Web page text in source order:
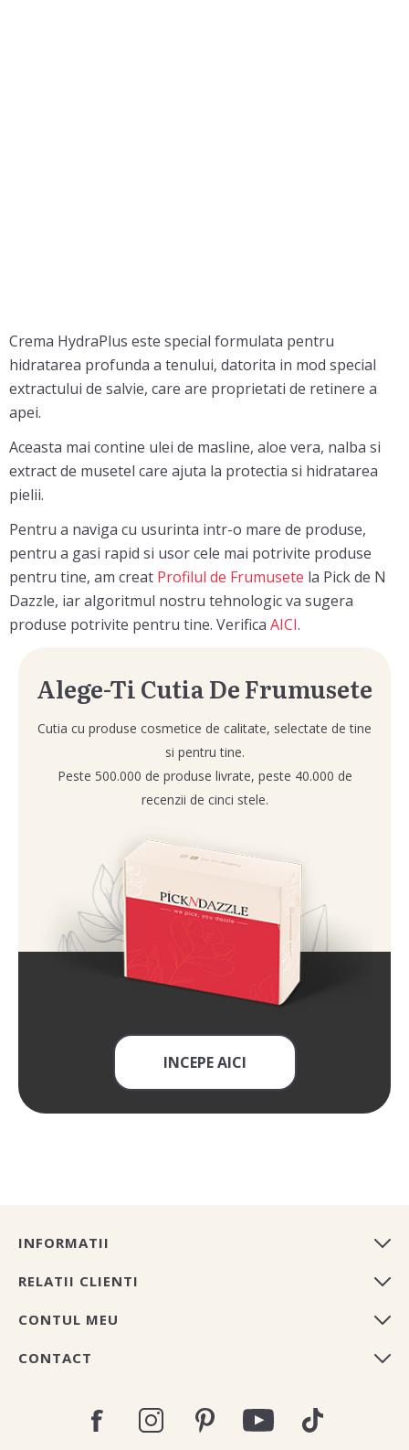
Crema HydraPlus este special formulata pentru
hidratarea profunda a tenului, datorita in mod special
extractului de salvie, care are proprietati de retinere a
apei.
Aceasta mai contine ulei de masline, aloe vera, nalba si
extract de musetel care ajuta la protectia si hidratarea
pielii.
Pentru a naviga cu usurinta intr-o mare de produse,
pentru a gasi rapid si usor cele mai potrivite produse
pentru tine, am creat Profilul de Frumusete la Pick de N
Dazzle, iar algoritmul nostru tehnologic va sugera
produse potrivite pentru tine. Verifica AICI.
Alege-Ti Cutia De Frumusete
Cutia cu produse cosmetice de calitate, selectate de tine
si pentru tine.
Peste 500.000 de produse livrate, peste 40.000 de
recenzii de cinci stele.
INCEPE AICI
INFORMATII
RELATII CLIENTI
CONTUL MEU
CONTACT